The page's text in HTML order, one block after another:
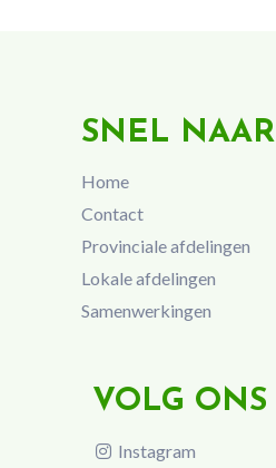
SNEL NAAR
Home
Contact
Provinciale afdelingen
Lokale afdelingen
Samenwerkingen
VOLG ONS
Instagram